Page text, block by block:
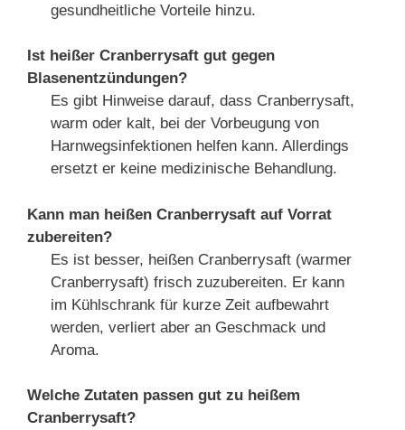
gesundheitliche Vorteile hinzu.
Ist heißer Cranberrysaft gut gegen
Blasenentzündungen?
Es gibt Hinweise darauf, dass Cranberrysaft,
warm oder kalt, bei der Vorbeugung von
Harnwegsinfektionen helfen kann. Allerdings
ersetzt er keine medizinische Behandlung.
Kann man heißen Cranberrysaft auf Vorrat
zubereiten?
Es ist besser, heißen Cranberrysaft (warmer
Cranberrysaft) frisch zuzubereiten. Er kann
im Kühlschrank für kurze Zeit aufbewahrt
werden, verliert aber an Geschmack und
Aroma.
Welche Zutaten passen gut zu heißem
Cranberrysaft?